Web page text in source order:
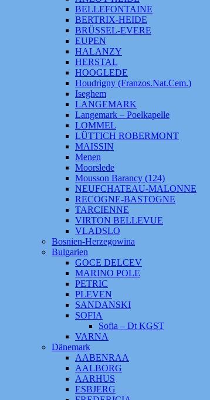
BELLEFONTAINE
BERTRIX-HEIDE
BRÜSSEL-EVERE
EUPEN
HALANZY
HERSTAL
HOOGLEDE
Houdrigny (Franzos.Nat.Cem.)
Iseghem
LANGEMARK
Langemark – Poelkapelle
LOMMEL
LÜTTICH ROBERMONT
MAISSIN
Menen
Moorslede
Mousson Barancy (124)
NEUFCHATEAU-MALONNE
RECOGNE-BASTOGNE
TARCIENNE
VIRTON BELLEVUE
VLADSLO
Bosnien-Herzegowina
Bulgarien
GOCE DELCEV
MARINO POLE
PETRIC
PLEVEN
SANDANSKI
SOFIA
Sofia – Dt KGST
VARNA
Dänemark
AABENRAA
AALBORG
AARHUS
ESBJERG